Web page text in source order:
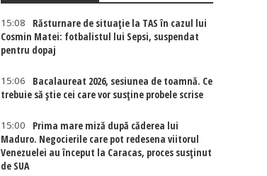
15:08
Răsturnare de situație la TAS în cazul lui
Cosmin Matei: fotbalistul lui Sepsi, suspendat
pentru dopaj
15:06
Bacalaureat 2026, sesiunea de toamnă. Ce
trebuie să știe cei care vor susține probele scrise
15:00
Prima mare miză după căderea lui
Maduro. Negocierile care pot redesena viitorul
Venezuelei au început la Caracas, proces susținut
de SUA